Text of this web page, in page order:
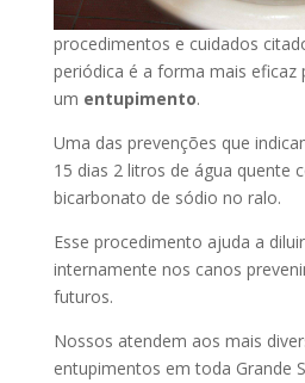
procedimentos e cuidados
periódica é a forma mais eficaz
um entupimento.
Uma das prevenções que
15 dias 2 litros de água quente
bicarbonato de sódio no ralo.
Esse procedimento ajuda a
internamente nos canos
futuros.
Nossos atendem aos mais
entupimentos em toda Grande